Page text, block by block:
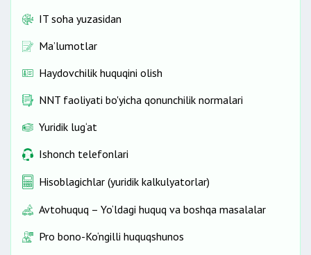
IT soha yuzasidan
Ma’lumotlar
Haydovchilik huquqini olish
NNT faoliyati bo'yicha qonunchilik normalari
Yuridik lug‘at
Ishonch telefonlari
Hisoblagichlar (yuridik kalkulyatorlar)
Avtohuquq – Yo‘ldagi huquq va boshqa masalalar
Pro bono-Ko‘ngilli huquqshunos